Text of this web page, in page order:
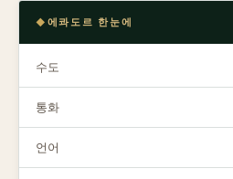
에콰도르 한눈에
수도
통화
언어